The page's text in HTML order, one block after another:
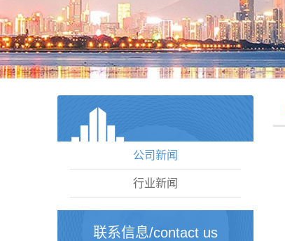
公司新闻
行业新闻
联系信息/contact us